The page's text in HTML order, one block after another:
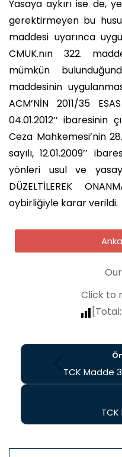
Yasaya aykırı ise de,
gerektirmeyen bu
maddesi uyarınca
CMUK.nın 322.
mümkün
maddesinin
ACM’NİN 2011/35
04.01.2012’’ ibaresinin
Ceza Mahkemesi’nin
sayılı, 12.01.2009’’
yönleri usul ve
DÜZELTİLEREK
oybirliğiyle karar verildi.
Click to
[Total:
TCK Madde